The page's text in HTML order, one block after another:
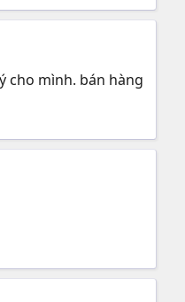
cho mình. bán hàng